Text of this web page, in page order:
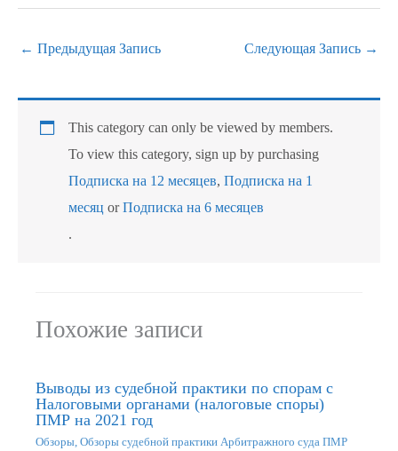
← Предыдущая Запись Следующая Запись →
This category can only be viewed by members.
To view this category, sign up by purchasing
Подписка на 12 месяцев,Подписка на 1
месяц orПодписка на 6 месяцев
.
Похожие записи
Выводы из судебной практики по спорам с
Налоговыми органами (налоговые споры)
ПМР на 2021 год
Обзоры, Обзоры судебной практики Арбитражного суда ПМР